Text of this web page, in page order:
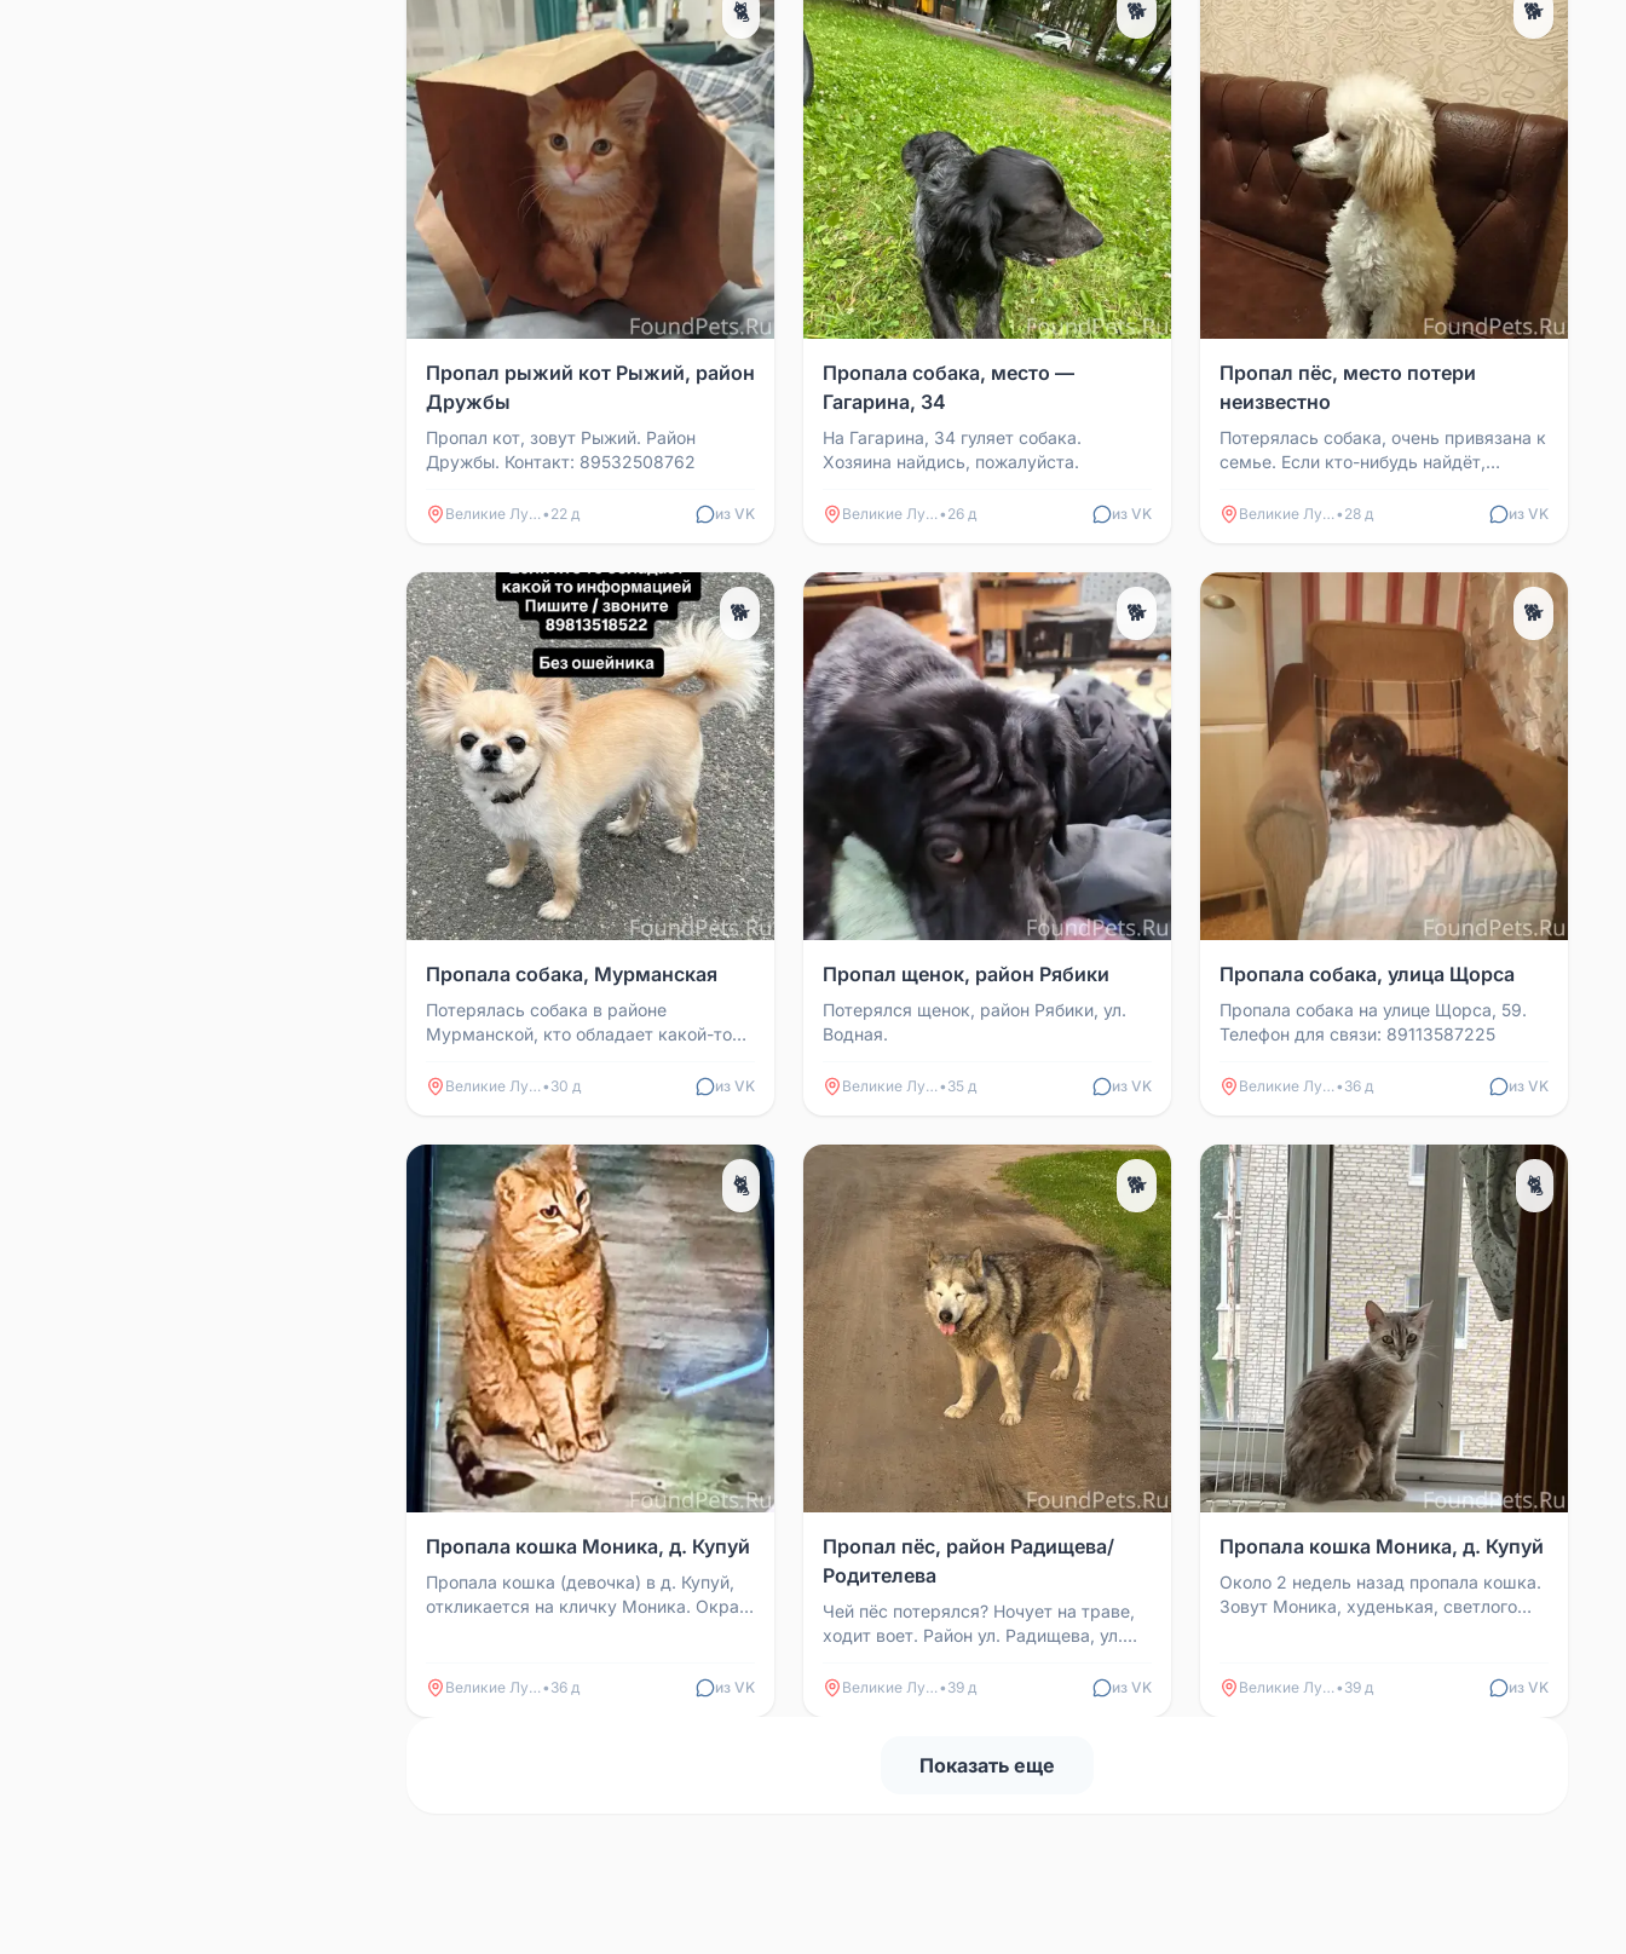
🐈
Пропал рыжий кот Рыжий, район
Дружбы
Пропал кот, зовут Рыжий. Район
Дружбы. Контакт: 89532508762
Великие Луки• 22 д из VK
🐕
Пропала собака, место —
Гагарина, 34
На Гагарина, 34 гуляет собака.
Хозяина найдись, пожалуйста.
Великие Луки• 26 д из VK
🐕
Пропал пёс, место потери
неизвестно
Потерялась собака, очень привязана к
семье. Если кто-нибудь найдёт,
Великие Луки• 28 д из VK
🐕
Пропала собака, Мурманская
Потерялась собака в районе
Мурманской, кто обладает какой-то
Вознаграждение.
Великие Луки• 30 д из VK
🐕
Пропал щенок, район Рябики
Потерялся щенок, район Рябики, ул.
Водная.
Великие Луки• 35 д из VK
🐕
Пропала собака, улица Щорса
Пропала собака на улице Щорса, 59.
Телефон для связи: 89113587225
Великие Луки• 36 д из VK
🐈
Пропала кошка Моника, д. Купуй
Пропала кошка (девочка) в д. Купуй,
откликается на кличку Моника. Окрас
Великие Луки• 36 д из VK
🐕
Пропал пёс, район Радищева/
Родителева
Чей пёс потерялся? Ночует на траве,
ходит воет. Район ул. Радищева, ул.
Великие Луки• 39 д из VK
🐈
Пропала кошка Моника, д. Купуй
Около 2 недель назад пропала кошка.
Зовут Моника, худенькая, светлого
Великие Луки• 39 д из VK
Показать еще